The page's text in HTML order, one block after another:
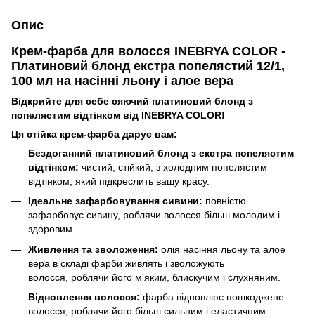
Опис
Крем-фарба для волосся INEBRYA COLOR -
Платиновий блонд екстра попелястий 12/1,
100 мл на насінні льону і алое вера
Відкрийте для себе сяючий платиновий блонд з
попелястим відтінком від INEBRYA COLOR!
Ця стійка крем-фарба дарує вам:
Бездоганний платиновий блонд з екстра попелястим
відтінком: чистий, стійкий, з холодним попелястим
відтінком, який підкреслить вашу красу.
Ідеальне зафарбовування сивини: повністю
зафарбовує сивину, роблячи волосся більш молодим і
здоровим.
Живлення та зволоження: олія насіння льону та алое
вера в складі фарби живлять і зволожують
волосся, роблячи його м'яким, блискучим і слухняним.
Відновлення волосся: фарба відновлює пошкоджене
волосся, роблячи його більш сильним і еластичним.